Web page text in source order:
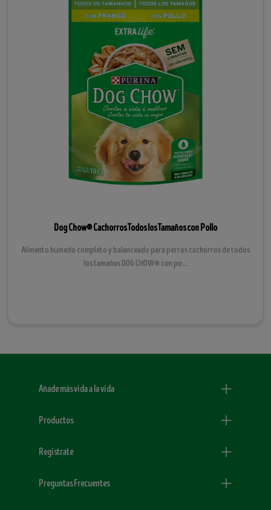
Dog Chow® Cachorros Todos los Tamaños con Pollo
Alimento húmedo completo y balanceado para perros cachorros de todos
los tamaños DOG CHOW® con po...
Añade más vida a la vida
Productos
Registrate
Preguntas Frecuentes